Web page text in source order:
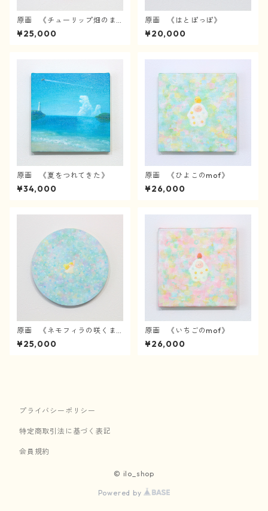
原画 《チューリップ畑のま
んなかで》
¥25,000
原画 《はとぽっぽ》
¥20,000
原画 《夏をつれてきた》
¥34,000
原画 《ひよこのmof》
¥26,000
原画 《ネモフィラの咲くま
んなかで》
¥25,000
原画 《いちごのmof》
¥26,000
プライバシーポリシー
特定商取引法に基づく表記
会員規約
© ilo_shop
Powered by